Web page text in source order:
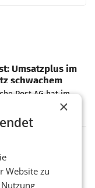
Umsatzplus im
schwachem
Post AG hat im
Konzernumsatz
was
gegenüber dem
und macht
AMSTERDAM. Der
×
Website zu